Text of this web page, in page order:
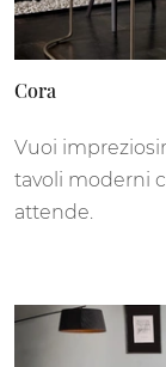
Cora
Vuoi
tavoli moderni
attende.